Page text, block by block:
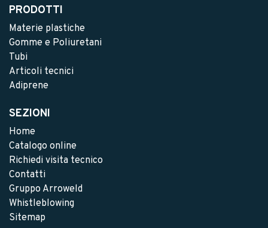
PRODOTTI
Materie plastiche
Gomme e Poliuretani
Tubi
Articoli tecnici
Adiprene
SEZIONI
Home
Catalogo online
Richiedi visita tecnico
Contatti
Gruppo Arroweld
Whistleblowing
Sitemap